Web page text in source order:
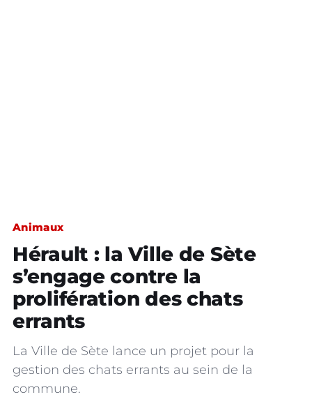
Animaux
Hérault : la Ville de Sète
s’engage contre la
prolifération des chats
errants
La Ville de Sète lance un projet pour la
gestion des chats errants au sein de la
commune.